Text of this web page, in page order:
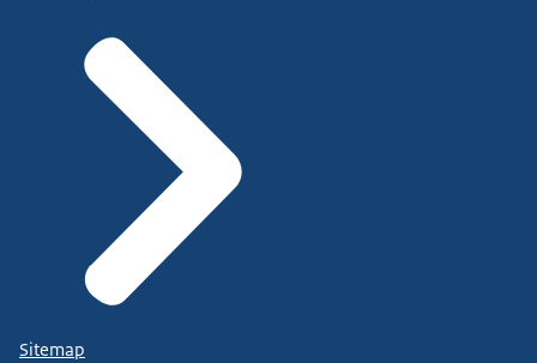
Sitemap